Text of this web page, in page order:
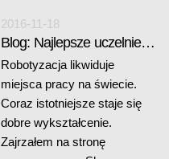
2016-11-18
Blog: Najlepsze uczelnie świata
Robotyzacja likwiduje
miejsca pracy na świecie.
Coraz istotniejsze staje się
dobre wykształcenie.
Zajrzałem na stronę